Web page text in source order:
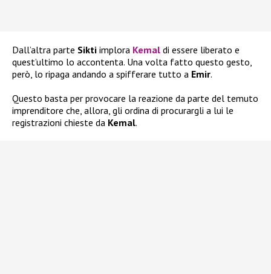
Dall’altra parte Sikti implora Kemal di essere liberato e
quest’ultimo lo accontenta. Una volta fatto questo gesto,
però, lo ripaga andando a spifferare tutto a Emir.
Questo basta per provocare la reazione da parte del temuto
imprenditore che, allora, gli ordina di procurargli a lui le
registrazioni chieste da Kemal.